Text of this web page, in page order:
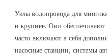
Узлы водопровода для
и крупнее. Они обеспечивают
часто включают в себя
насосные станции‚ системы